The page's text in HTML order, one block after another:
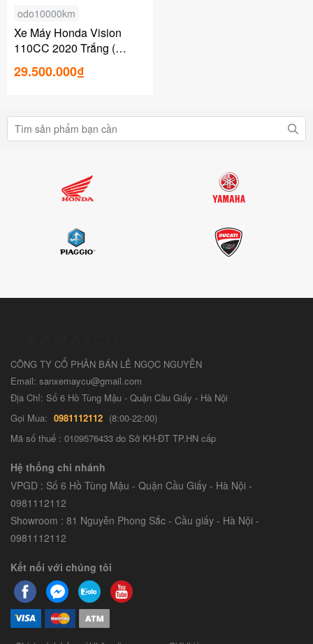
odo10000km
Xe Máy Honda Vision
110CC 2020 Trắng (
29Y5-705.92 )
29.500.000₫
CÔNG TY CỔ PHẦN BÁN LẺ NGỌC NGUYỄN
Email: sanxemaycu@gmail.com
Địa Chỉ: Số 6 Hồ Tùng Mậu - Quận Cầu Giấy - Hà Nội
Gọi Mua: 0981112112 (8:00-22:00)
Mã số thuế : 0109576433 do Sở KH-ĐT TP.HN cấp
Hệ thống chi nhánh
VPGD : Số 6 Hồ Tùng Mậu - Quận Cầu Giấy - Hà Nội -
0981112112
Showroom : 81 Nguyễn Phong Sắc - Cầu giấy - Hà Nội -
0981112112
Kết nối với chúng tôi